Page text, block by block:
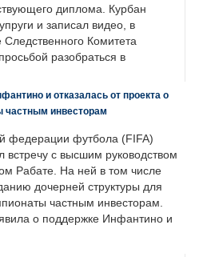
диплома. Курбан
и записал видео, в
Следственного Комитета
разобраться в
и отказалась от проекта о
частным инвесторам
федерации футбола (FIFA)
с высшим руководством
Рабате. На ней в том числе
дочерней структуры для
частным инвесторам.
о поддержке Инфантино и